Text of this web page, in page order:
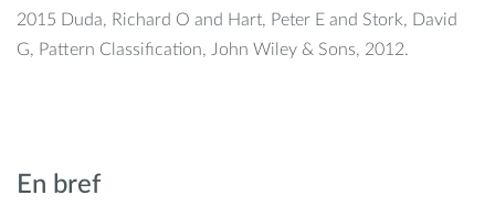
2015 Duda, Richard O and Hart, Peter E and Stork, David
G, Pattern Classification, John Wiley & Sons, 2012.
En bref